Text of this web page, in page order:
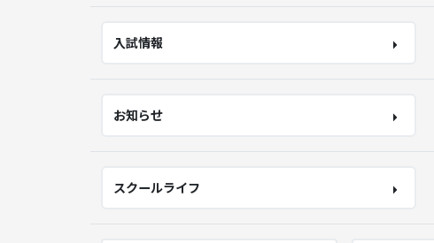
入試情報
お知らせ
スクールライフ